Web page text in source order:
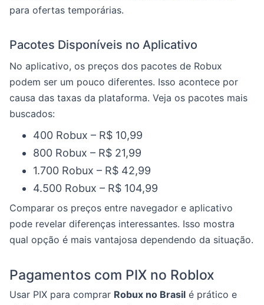
para ofertas temporárias.
Pacotes Disponíveis no Aplicativo
No aplicativo, os preços dos pacotes de Robux
podem ser um pouco diferentes. Isso acontece por
causa das taxas da plataforma. Veja os pacotes mais
buscados:
400 Robux – R$ 10,99
800 Robux – R$ 21,99
1.700 Robux – R$ 42,99
4.500 Robux – R$ 104,99
Comparar os preços entre navegador e aplicativo
pode revelar diferenças interessantes. Isso mostra
qual opção é mais vantajosa dependendo da situação.
Pagamentos com PIX no Roblox
Usar PIX para comprar Robux no Brasil é prático e